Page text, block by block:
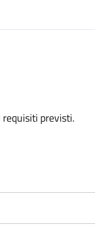
previsti.